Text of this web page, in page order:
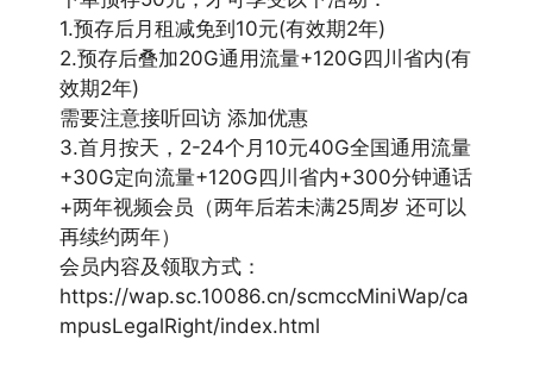
1.预存后月租减免到10元(有效期2年)
2.预存后叠加20G通用流量+120G四川省内(有
效期2年)
需要注意接听回访 添加优惠
3.首月按天，2-24个月10元40G全国通用流量
+30G定向流量+120G四川省内+300分钟通话
+两年视频会员（两年后若未满25周岁 还可以
再续约两年）
会员内容及领取方式：
https://wap.sc.10086.cn/scmccMiniWap/ca
mpusLegalRight/index.html